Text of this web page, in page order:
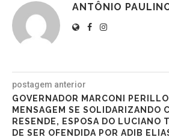
ANTÔNIO
postagem anterior
GOVERNADOR MARCONI PERILLO
MENSAGEM SE SOLIDARIZANDO
RESENDE, ESPOSA DO LUCIANO
DE SER OFENDIDA POR ADIB